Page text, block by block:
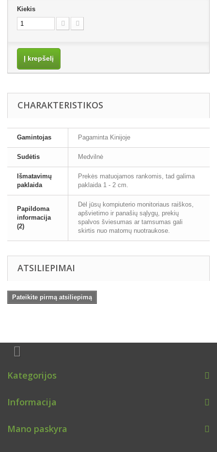
Kiekis
Į krepšelį
CHARAKTERISTIKOS
Gamintojas Pagaminta Kinijoje
Sudėtis Medvilnė
Išmatavimų
paklaida
Prekės matuojamos rankomis, tad galima
paklaida 1 - 2 cm.
Papildoma
informacija
(2)
Dėl jūsų kompiuterio monitoriaus raiškos,
apšvietimo ir panašių sąlygų, prekių
spalvos šviesumas ar tamsumas gali
skirtis nuo matomų nuotraukose.
ATSILIEPIMAI
Pateikite pirmą atsiliepimą
Kategorijos
Informacija
Mano paskyra